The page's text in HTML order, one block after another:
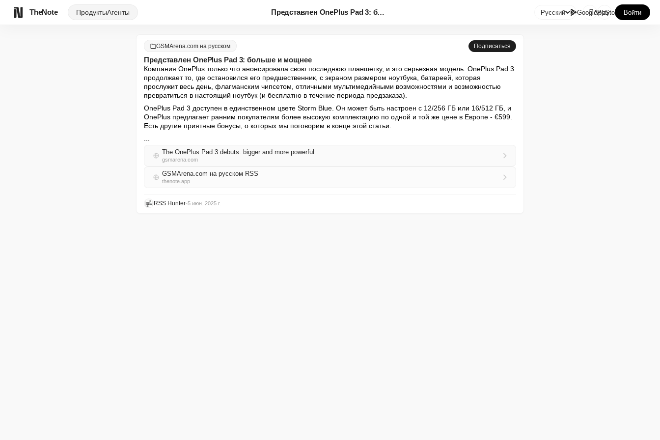
TheNote ПродуктыАгенты Представлен OnePlus Pad 3: бол... Русский GooglePlay
AppStore Войти
GSMArena.com на русском Подписаться
Представлен OnePlus Pad 3: больше и мощнее
Компания OnePlus только что анонсировала свою последнюю планшетку, и это серьезная модель. OnePlus Pad 3
продолжает то, где остановился его предшественник, с экраном размером ноутбука, батареей, которая
прослужит весь день, флагманским чипсетом, отличными мультимедийными возможностями и возможностью
превратиться в настоящий ноутбук (и бесплатно в течение периода предзаказа).
OnePlus Pad 3 доступен в единственном цвете Storm Blue. Он может быть настроен с 12/256 ГБ или 16/512 ГБ, и
OnePlus предлагает ранним покупателям более высокую комплектацию по одной и той же цене в Европе - €599.
Есть другие приятные бонусы, о которых мы поговорим в конце этой статьи.
The OnePlus Pad 3 debuts: bigger and more powerful
gsmarena.com
GSMArena.com на русском RSS
thenote.app
RSS Hunter•5 июн. 2025 г.